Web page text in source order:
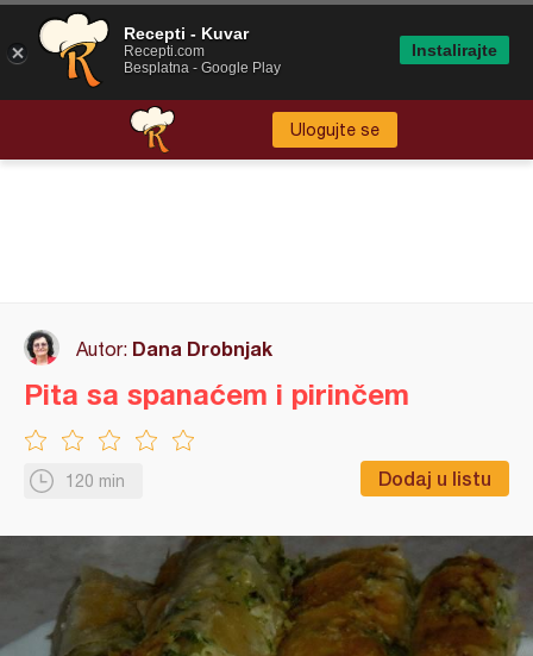
Ulogujte se
Autor: Dana Drobnjak
120 min Dodaj u listu
Pita sa spanaćem i pirinčem
Recepti - Kuvar
Recepti.com
Besplatna - Google Play
Instalirajte